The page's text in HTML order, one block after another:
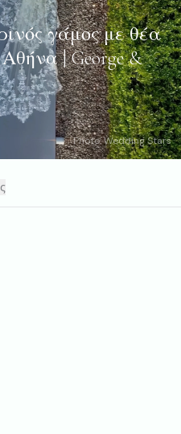
γάμος με θέα
| George &
Photo:Wedding Stars